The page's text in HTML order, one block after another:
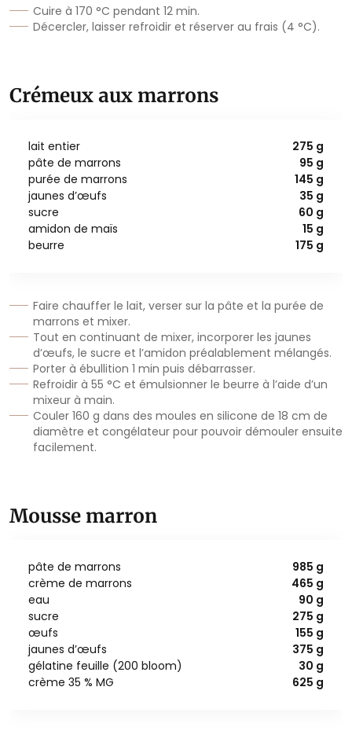
Cuire à 170 °C pendant 12 min.
Décercler, laisser refroidir et réserver au frais (4 °C).
Crémeux aux marrons
lait entier
275 g
pâte de marrons
95 g
purée de marrons
145 g
jaunes d’œufs
35 g
sucre
60 g
amidon de maïs
15 g
beurre
175 g
Faire chauffer le lait, verser sur la pâte et la purée de
marrons et mixer.
Tout en continuant de mixer, incorporer les jaunes
d’œufs, le sucre et l’amidon préalablement mélangés.
Porter à ébullition 1 min puis débarrasser.
Refroidir à 55 °C et émulsionner le beurre à l’aide d’un
mixeur à main.
Couler 160 g dans des moules en silicone de 18 cm de
diamètre et congélateur pour pouvoir démouler ensuite
facilement.
Mousse marron
pâte de marrons
985 g
crème de marrons
465 g
eau
90 g
sucre
275 g
œufs
155 g
jaunes d’œufs
375 g
gélatine feuille (200 bloom)
30 g
crème 35 % MG
625 g